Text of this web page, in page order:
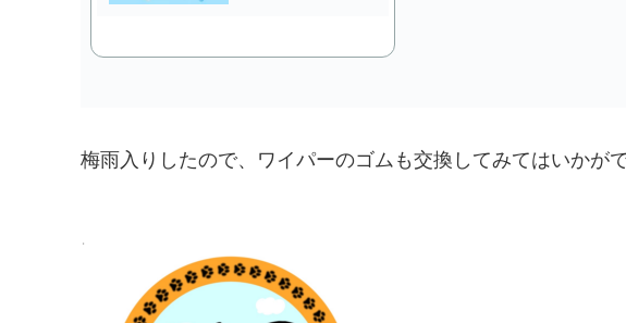
梅雨入りしたので、ワイパーのゴムも交換してみてはいかが